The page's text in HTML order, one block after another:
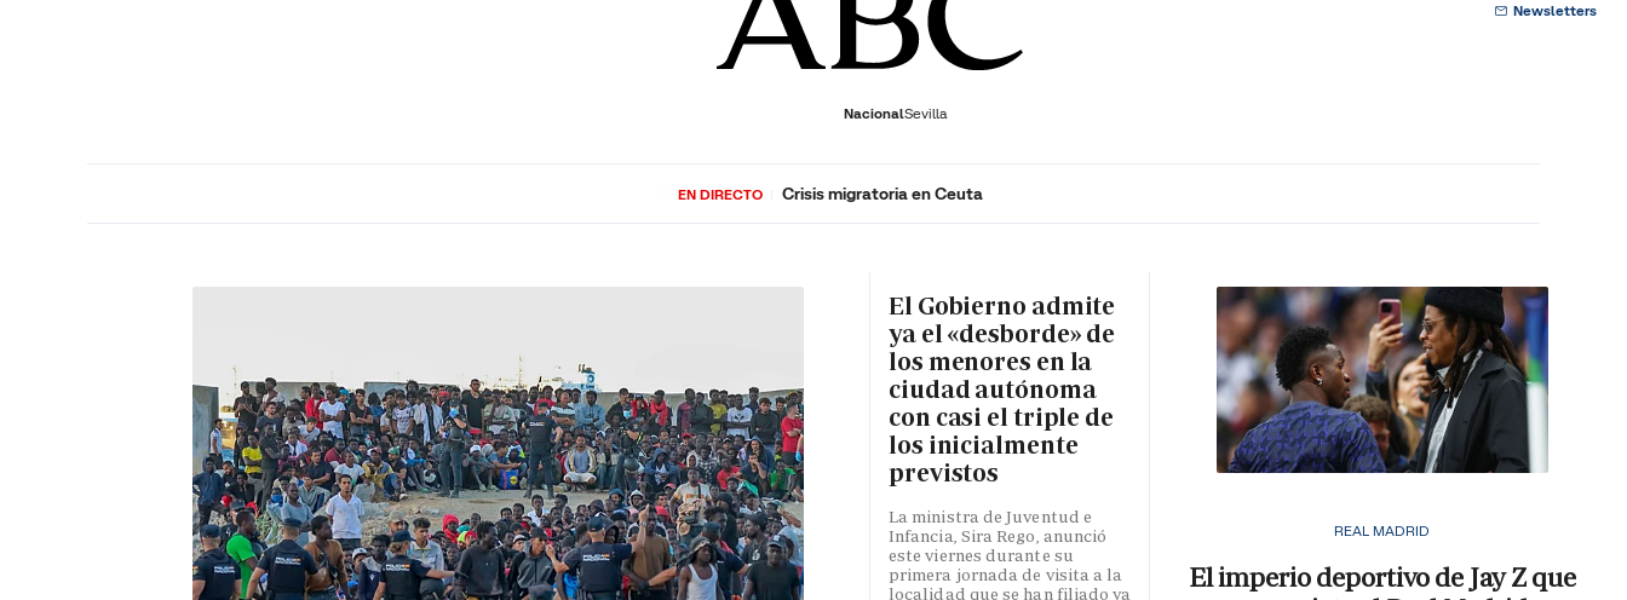
NacionalSevilla
Newsletters
ECONOMÍADEPORTES SOCIEDADCULTURAGENTEPLAY
EN DIRECTO Crisis migratoria en Ceuta
El Gobierno admite
ya el «desborde» de
los menores en la
ciudad autónoma
con casi el triple de
los inicialmente
previstos
La ministra de Juventud e
Infancia, Sira Rego, anunció
este viernes durante su
primera jornada de visita a la
localidad que se han filiado ya
REAL MADRID
El imperio deportivo de Jay Z que